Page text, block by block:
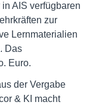
AIS verfügbaren
zur
Lernmaterialien
Das
Euro.
der Vergabe
& KI macht